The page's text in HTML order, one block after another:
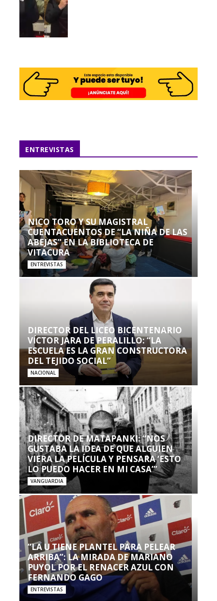
ENTREVISTAS
NICO TORO Y SU MAGISTRAL
CUENTACUENTOS DE “LA NIÑA DE LAS
ABEJAS” EN LA BIBLIOTECA DE
VITACURA
ENTREVISTAS
DIRECTOR DEL LICEO BICENTENARIO
VÍCTOR JARA DE PERALILLO: “LA
ESCUELA ES LA GRAN CONSTRUCTORA
DEL TEJIDO SOCIAL”
NACIONAL
DIRECTOR DE MATAPANKI: “NOS
GUSTABA LA IDEA DE QUE ALGUIEN
VIERA LA PELÍCULA Y PENSARA ‘ESTO
LO PUEDO HACER EN MI CASA’”
VANGUARDIA
“LA U TIENE PLANTEL PARA PELEAR
ARRIBA”: LA MIRADA DE MARIANO
PUYOL POR EL RENACER AZUL CON
FERNANDO GAGO
ENTREVISTAS